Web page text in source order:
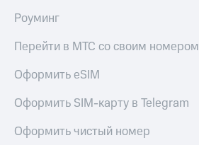
Оплата
и
ТВ
Переводы
телефона
Роуминг
Перейти в МТС со своим номером
Оформить eSIM
Оформить SIM-карту в Telegram
Оформить чистый номер